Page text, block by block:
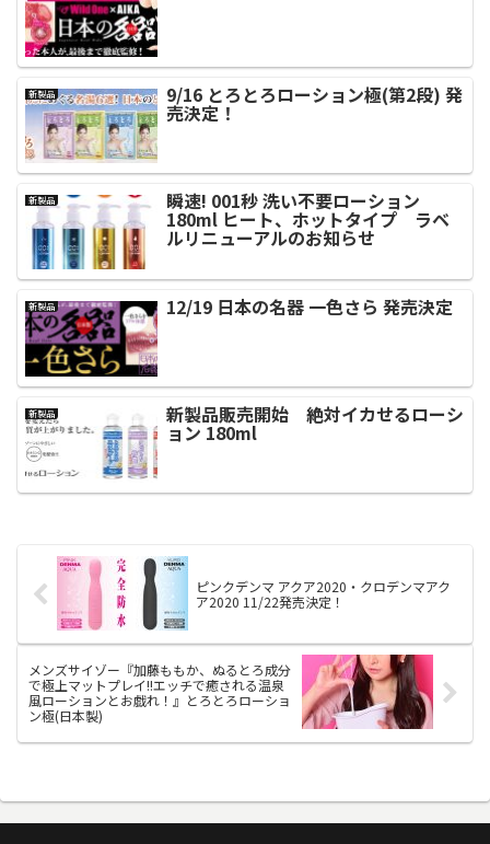
新製品 9/16 とろとろローション極(第2段) 発
売決定！
新製品 瞬速! 001秒 洗い不要ローション
180ml ヒート、ホットタイプ ラベ
ルリニューアルのお知らせ
新製品 12/19 日本の名器 一色さら 発売決定
新製品 新製品販売開始 絶対イカせるローシ
ョン 180ml
ピンクデンマ アクア2020・クロデンマアク
ア2020 11/22発売決定！
メンズサイゾー『加藤ももか、ぬるとろ成分
で極上マットプレイ!!エッチで癒される温泉
風ローションとお戯れ！』とろとろローショ
ン極(日本製)